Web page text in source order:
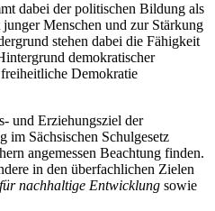
dabei der politischen Bildung als
Menschen und zur Stärkung
stehen dabei die Fähigkeit
demokratischer
Demokratie
und Erziehungsziel der
im Sächsischen Schulgesetz
angemessen Beachtung finden.
in den überfachlichen Zielen
nachhaltige Entwicklung sowie